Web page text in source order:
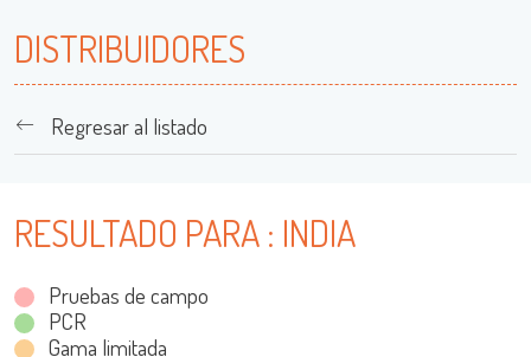
DISTRIBUIDORES
Regresar al listado
RESULTADO PARA : INDIA
Pruebas de campo
PCR
Gama limitada
Iniciar Sesión
Nombre de Usuario